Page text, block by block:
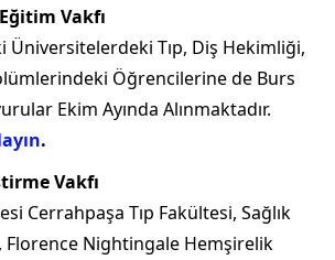
Vakfı
Üniversitelerdeki Tıp, Diş Hekimliği,
Öğrencilerine de Burs
Ekim Ayında Alınmaktadır.
.
Vakfı
Cerrahpaşa Tıp Fakültesi, Sağlık
Florence Nightingale Hemşirelik